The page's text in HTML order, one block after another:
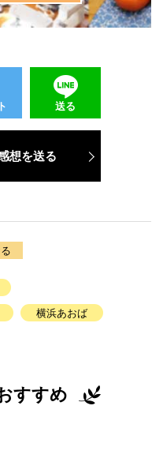
送る
想を送る
横浜あおば
すすめ